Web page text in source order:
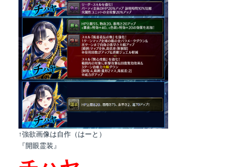
↑強欲画像は自作（はーと）
『開眼霊装』